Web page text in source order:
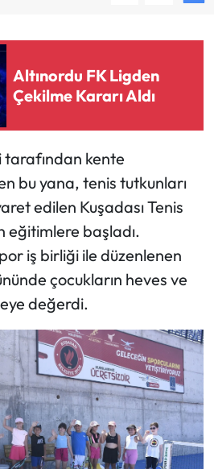
Altınordu FK Ligden
Çekilme Kararı Aldı
tarafından kente
bu yana, tenis tutkunları
edilen Kuşadası Tenis
eğitimlere başladı.
iş birliği ile düzenlenen
çocukların heves ve
değerdi.